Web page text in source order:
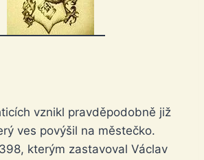
vznikl pravděpodobně již
ves povýšil na městečko.
kterým zastavoval Václav